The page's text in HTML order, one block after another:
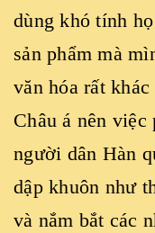
dùng khó tính
sản phẩm mà
văn hóa rất
Châu á nên việc
người dân Hàn
dập khuôn như
và nắm bắt các